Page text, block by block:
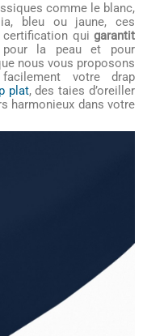
comme le blanc,
bleu ou jaune, ces
certification qui garantit
la peau et pour
nous vous proposons
facilement votre drap
plat, des taies d’oreiller
harmonieux dans votre